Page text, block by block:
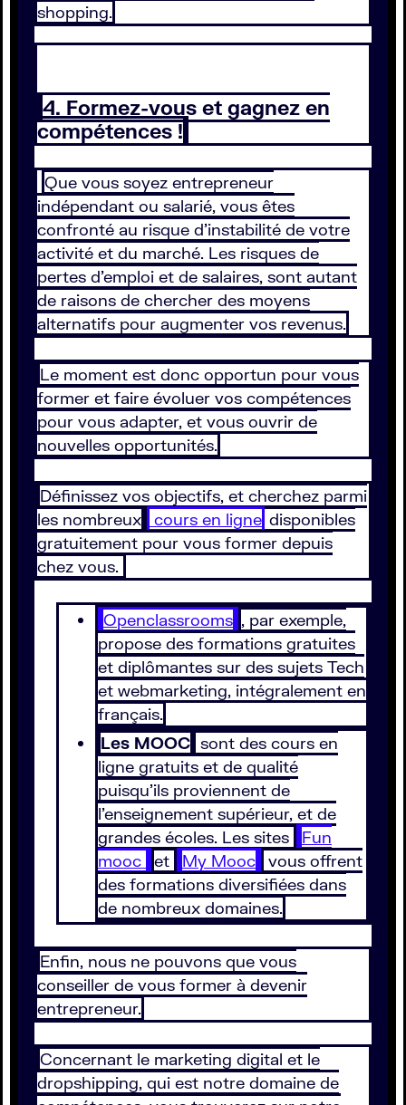
shopping.
4. Formez-vous et gagnez en
compétences !
Que vous soyez entrepreneur
indépendant ou salarié, vous êtes
confronté au risque d’instabilité de votre
activité et du marché. Les risques de
pertes d’emploi et de salaires, sont autant
de raisons de chercher des moyens
alternatifs pour augmenter vos revenus.
Le moment est donc opportun pour vous
former et faire évoluer vos compétences
pour vous adapter, et vous ouvrir de
nouvelles opportunités.
Définissez vos objectifs, et cherchez parmi
les nombreux
cours en ligne disponibles
gratuitement pour vous former depuis
chez vous.
Openclassrooms , par exemple,
propose des formations gratuites
et diplômantes sur des sujets Tech
et webmarketing, intégralement en
français.
Les MOOC sont des cours en
ligne gratuits et de qualité
puisqu’ils proviennent de
l’enseignement supérieur, et de
grandes écoles. Les sites
Fun
mooc
et My Mooc
vous offrent
des formations diversifiées dans
de nombreux domaines.
Enfin, nous ne pouvons que vous
conseiller de vous former à devenir
entrepreneur.
Concernant le marketing digital et le
dropshipping, qui est notre domaine de